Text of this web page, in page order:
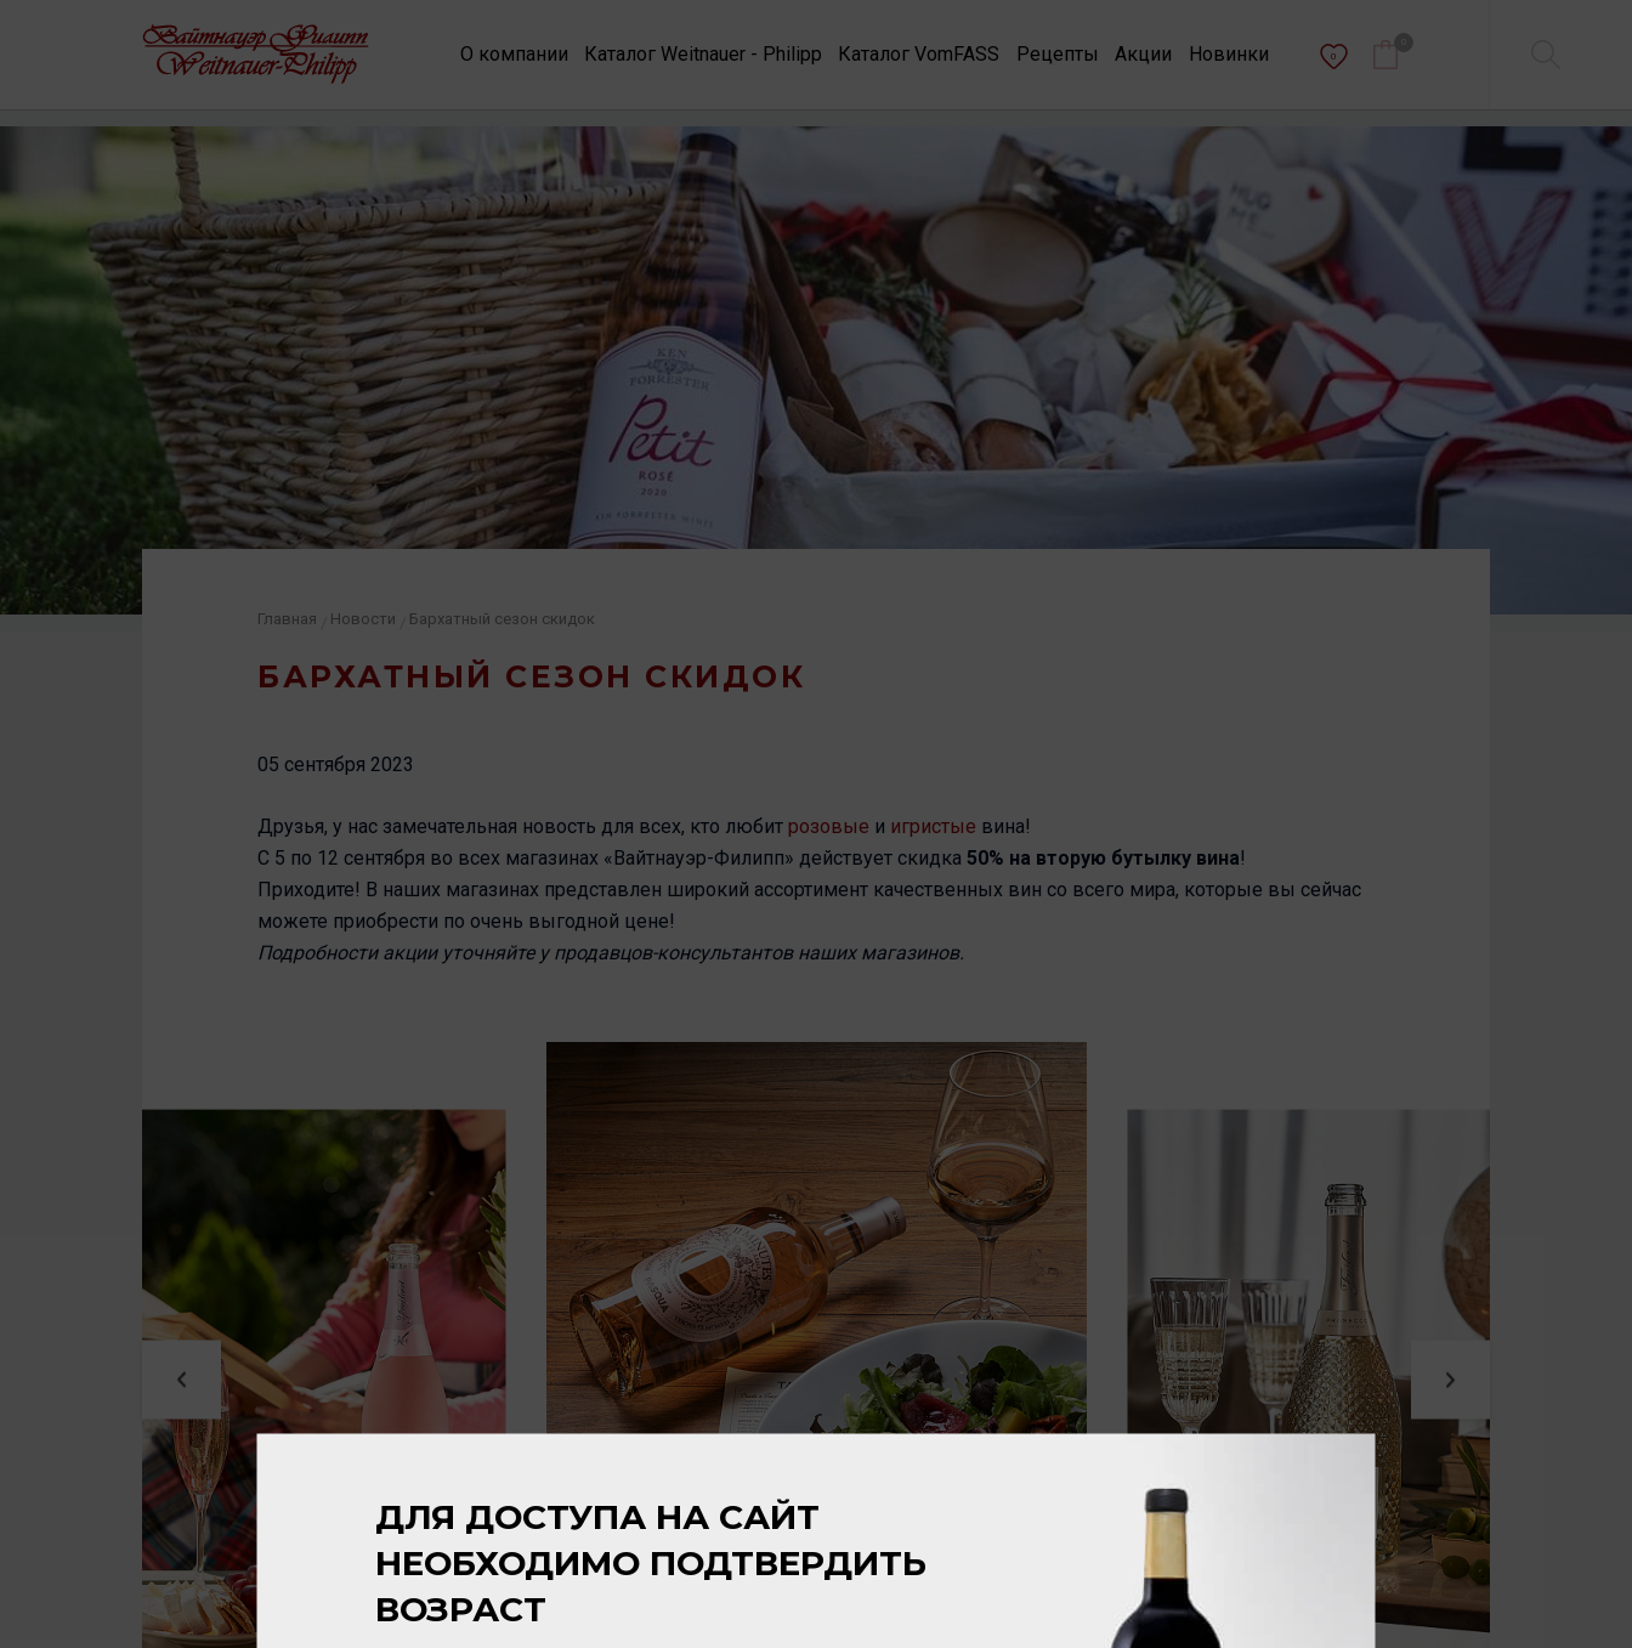
О компании Каталог Weitnauer - Philipp Каталог VomFASS Рецепты Акции Новинки 0
БАРХАТНЫЙ СЕЗОН СКИДОК
Главная Новости Бархатный сезон скидок
05 сентября 2023
Друзья, у нас замечательная новость для всех, кто любит розовые и игристые вина!
С 5 по 12 сентября во всех магазинах «Вайтнауэр-Филипп» действует скидка 50% на вторую бутылку вина!
Приходите! В наших магазинах представлен широкий ассортимент качественных вин со всего мира, которые вы сейчас
можете приобрести по очень выгодной цене!
Подробности акции уточняйте у продавцов-консультантов наших магазинов.
ДЛЯ ДОСТУПА НА САЙТ
НЕОБХОДИМО ПОДТВЕРДИТЬ
ВОЗРАСТ